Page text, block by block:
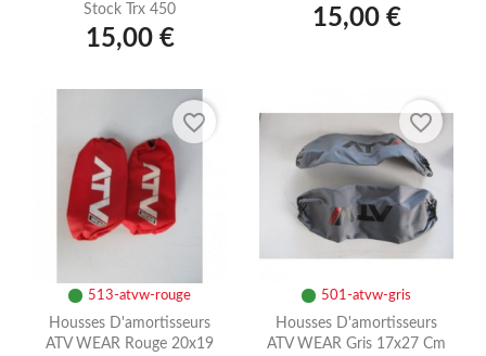
Stock Trx 450
15,00 €
15,00 €
513-atvw-rouge
Housses D'amortisseurs
ATV WEAR Rouge 20x19
favorite_border
501-atvw-gris
Housses D'amortisseurs
ATV WEAR Gris 17x27 Cm
favorite_border